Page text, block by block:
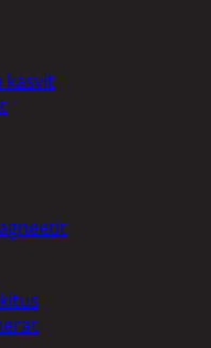
kasvit